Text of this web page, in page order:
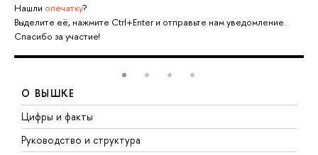
Нашли опечатку?
Выделите её, нажмите Ctrl+Enter и отправьте нам уведомление.
Спасибо за участие!
О ВЫШКЕ
Цифры и факты
Руководство и структура